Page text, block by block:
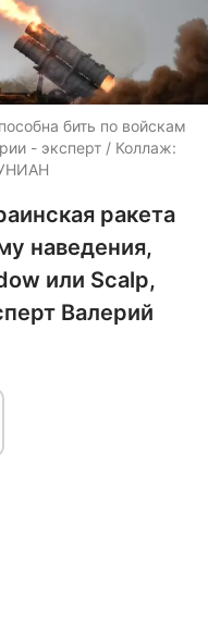
бить по войскам
- эксперт / Коллаж:
ракета
наведения,
или Scalp,
Валерий